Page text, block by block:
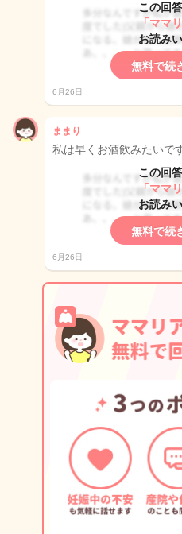
この回
「ママ
お読み
無料で続
6月26日
ままり
私は早くお酒飲みたいで
この回
「ママ
お読み
無料で続
6月26日